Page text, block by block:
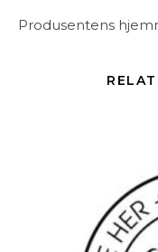
Produsentens